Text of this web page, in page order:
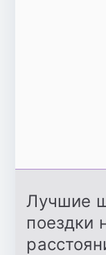
Лучшие
поездки